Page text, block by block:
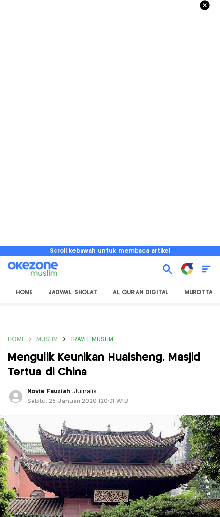
Scroll kebawah untuk membaca artikel
HOME JADWAL SHOLAT AL QUR'AN DIGITAL MUROTTAL
HOME MUSLIM TRAVEL MUSLIM
Mengulik Keunikan Huaisheng, Masjid
Tertua di China
Novie Fauziah ,Jurnalis
Sabtu, 25 Januari 2020 |20:01 WIB